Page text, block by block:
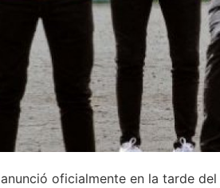
anunció oficialmente en la tarde del